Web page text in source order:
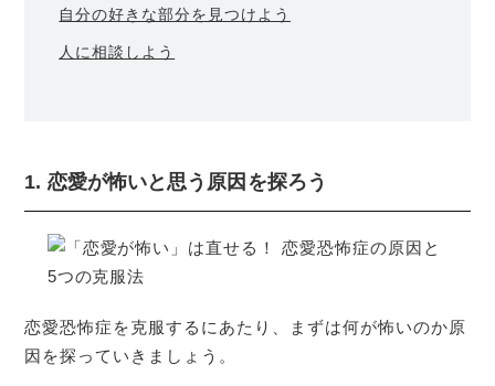
自分の好きな部分を見つけよう
人に相談しよう
1. 恋愛が怖いと思う原因を探ろう
恋愛恐怖症を克服するにあたり、まずは何が怖いのか原
因を探っていきましょう。